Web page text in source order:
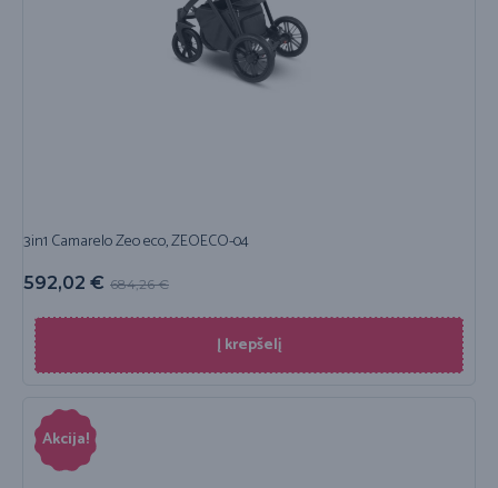
3in1 Camarelo Zeo eco, ZEOECO-04
684,26€
592,02 €
Į krepšelį
Akcija!